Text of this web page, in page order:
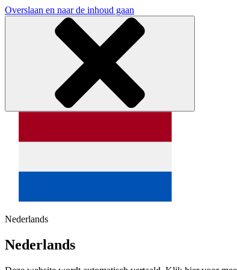
Overslaan en naar de inhoud gaan
Nederlands
Nederlands